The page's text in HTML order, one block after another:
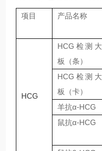
项目 产品名称
HCG
HCG检测大
板（条）
HCG检测大
板（卡）
羊抗α-HCG
鼠抗α-HCG